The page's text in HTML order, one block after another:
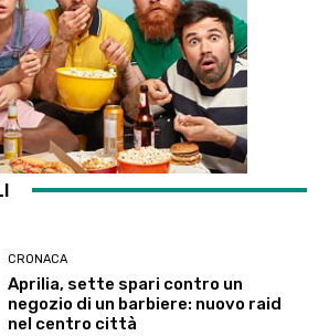
CRONACA
Aprilia, sette spari contro un
negozio di un barbiere: nuovo raid
nel centro città